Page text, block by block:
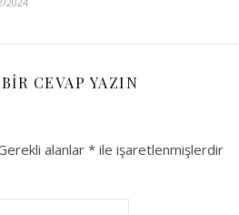
BIR CEVAP YAZIN
alanlar* ile işaretlenmişlerdir